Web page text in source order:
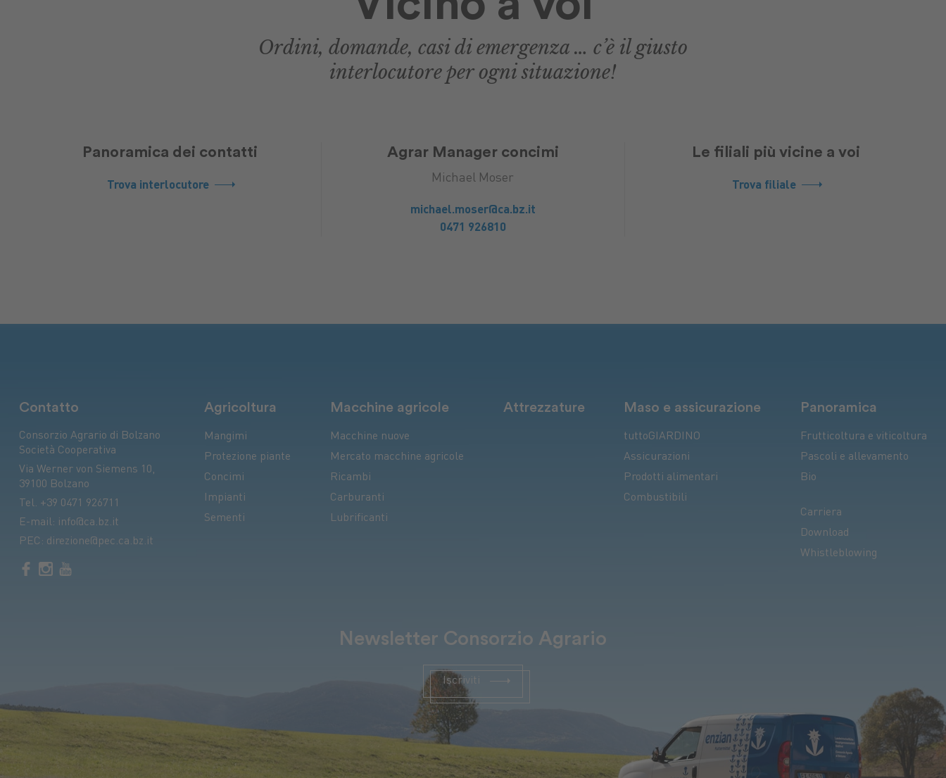
Ordini, domande, casi di emergenza … c’è il giusto
interlocutore per ogni situazione!
Panoramica dei contatti
Trova interlocutore
Agrar Manager concimi
Michael Moser
michael.moser@ca.bz.it
0471 926810
Le filiali più vicine a voi
Trova filiale
Contatto
Consorzio Agrario di Bolzano
Società Cooperativa
Via Werner von Siemens 10,
39100 Bolzano
Tel. +39 0471 926711
E-mail: info@ca.bz.it
PEC: direzione@pec.ca.bz.it
Agricoltura
Mangimi
Protezione piante
Concimi
Impianti
Sementi
Macchine agricole
Macchine nuove
Mercato macchine agricole
Ricambi
Carburanti
Lubrificanti
Attrezzature Maso e assicurazione
tuttoGIARDINO
Assicurazioni
Prodotti alimentari
Combustibili
Panoramica
Frutticoltura e viticoltura
Pascoli e allevamento
Bio
Carriera
Download
Whistleblowing
Newsletter Consorzio Agrario
Iscriviti